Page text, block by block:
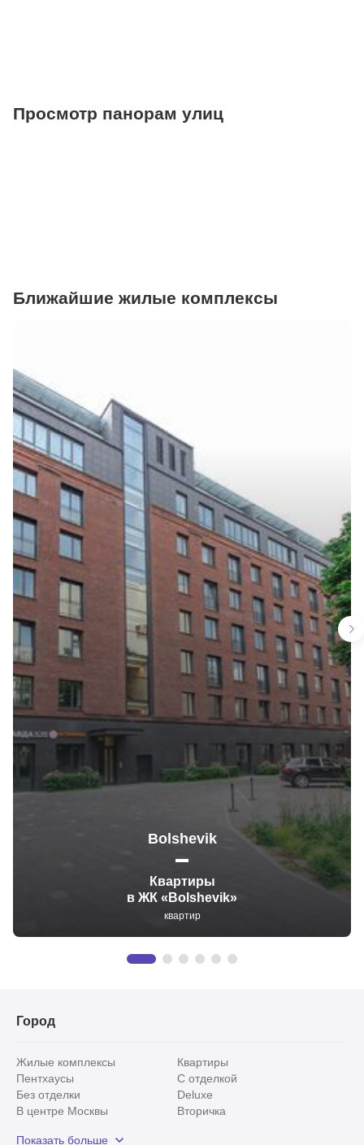
Просмотр панорам улиц
Ближайшие жилые комплексы
Bolshevik
Квартиры
в ЖК «Bolshevik»
квартир
Город
Жилые комплексы
Квартиры
Пентхаусы
С отделкой
Без отделки
Deluxe
В центре Москвы
Вторичка
Показать больше